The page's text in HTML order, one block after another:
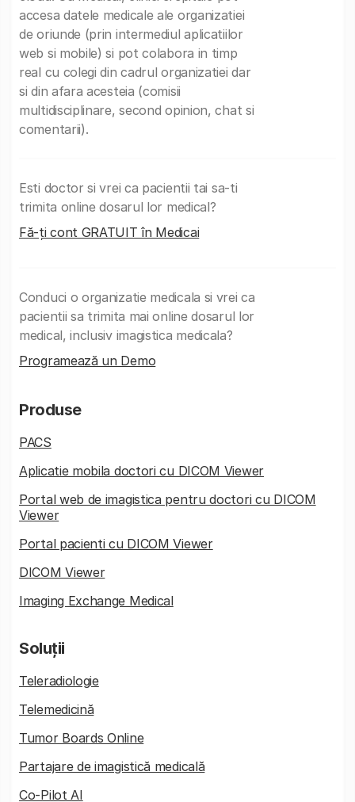
accesa datele medicale ale organizatiei
de oriunde (prin intermediul aplicatiilor
web si mobile) si pot colabora in timp
real cu colegi din cadrul organizatiei dar
si din afara acesteia (comisii
multidisciplinare, second opinion, chat si
comentarii).
Esti doctor si vrei ca pacientii tai sa-ti
trimita online dosarul lor medical?
Fă-ți cont GRATUIT în Medicai
Conduci o organizatie medicala si vrei ca
pacientii sa trimita mai online dosarul lor
medical, inclusiv imagistica medicala?
Programează un Demo
Produse
PACS
Aplicatie mobila doctori cu DICOM Viewer
Portal web de imagistica pentru doctori cu DICOM
Viewer
Portal pacienti cu DICOM Viewer
DICOM Viewer
Imaging Exchange Medical
Soluții
Teleradiologie
Telemedicină
Tumor Boards Online
Partajare de imagistică medicală
Co-Pilot AI